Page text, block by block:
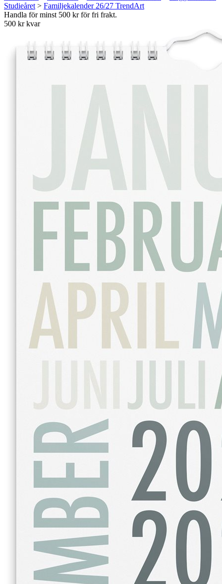
Studieåret > Familjekalender 26/27 TrendArt
Handla för minst 500 kr för fri frakt.
500 kr kvar